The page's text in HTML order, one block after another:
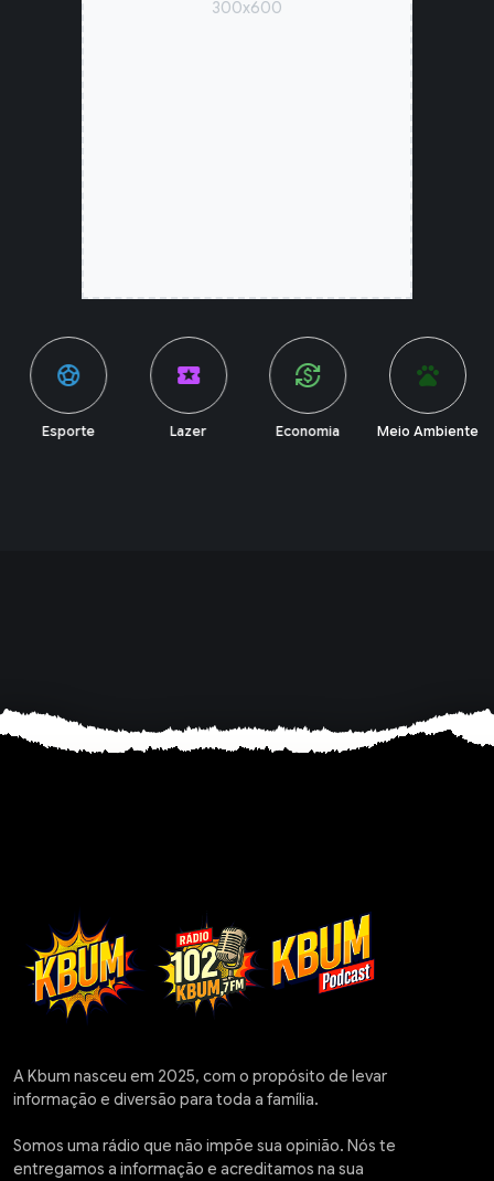
300x600
sports_soccer
Esporte
local_activity
Lazer
currency_exchange
Economia
pets
Meio Ambiente
A Kbum nasceu em 2025, com o propósito de levar
informação e diversão para toda a família.
Somos uma rádio que não impõe sua opinião. Nós te
entregamos a informação e acreditamos na sua